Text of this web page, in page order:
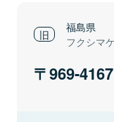
福島県
フクシマ
969-4167